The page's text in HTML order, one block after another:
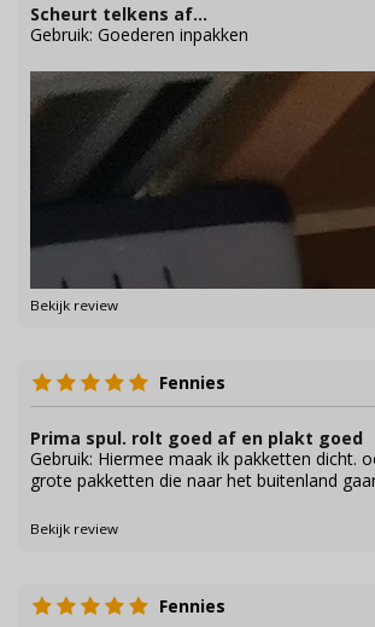
Scheurt telkens af...
Gebruik: Goederen inpakken
Bekijk review
Fennies
Prima spul. rolt goed af en plakt goed
Gebruik: Hiermee maak ik pakketten dicht.
grote pakketten die naar het buitenland
Bekijk review
Fennies